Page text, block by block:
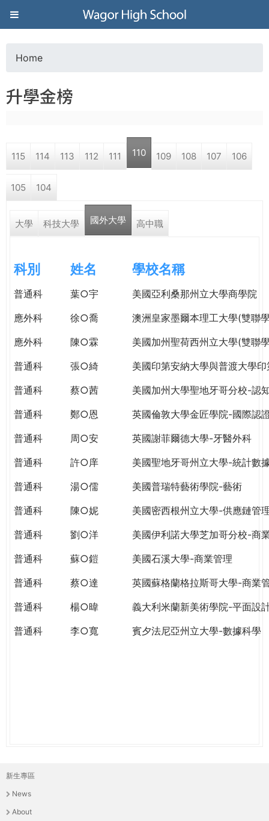
Jump to navigation
葳
格
高
學
格。
WAGOR
TODAY
THE
WORLD
PUTTING
YOU
THE
o
a
r
e
e
r
e
Home
升學金榜
115 114 113 112 111 110 109 108 107 106
105 104
大學 科技大學 國外大學 高中職
科別 姓名 學校名稱
普通科 葉○宇
美國亞利桑那州立大學商學院
應外科
徐○喬
澳洲皇家墨爾本理工大學(雙聯
應外科
陳○霖
美國加州聖荷西州立大學(雙聯
普通科
張○綺
美國印第安納大學與普渡大學
普通科
蔡○茜
美國加州大學聖地牙哥分校-認
普通科
鄭○恩
英國倫敦大學金匠學院-國際認
普通科
周○安
英國謝菲爾德大學-牙醫外科
普通科
許○庠
美國聖地牙哥州立大學-統計數
普通科
湯○儒
美國普瑞特藝術學院-藝術
普通科
陳○妮
美國密西根州立大學-供應鏈管
普通科
劉○洋
美國伊利諾大學芝加哥分校-商
普通科
蘇○鎧
美國石溪大學-商業管理
普通科
蔡○達
英國蘇格蘭格拉斯哥大學-商業
普通科
楊○暐
義大利米蘭新美術學院-平面設
普通科
李○寬 賓夕法尼亞州立大學-數據科學
主
選
新生專區
News
About